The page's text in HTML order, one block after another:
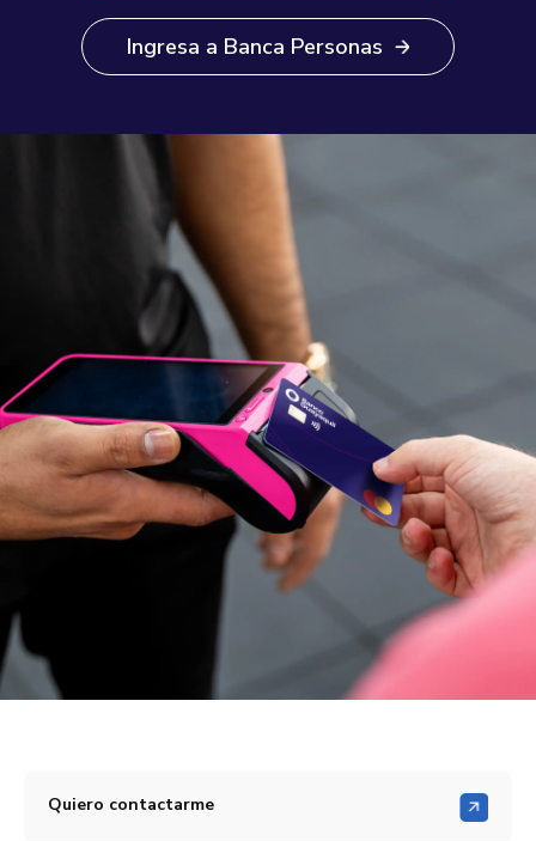
Ingresa a Banca Personas
Quiero contactarme